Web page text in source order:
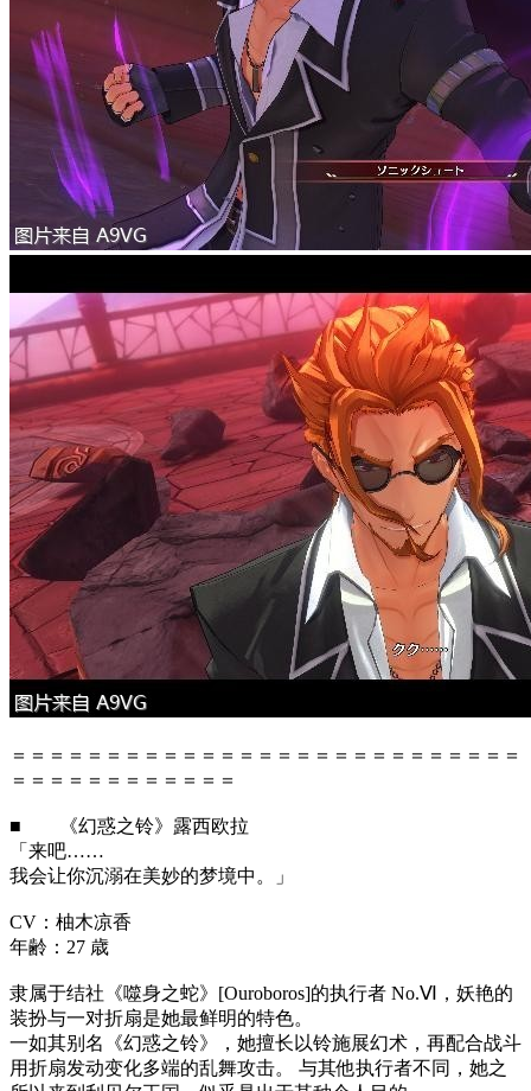
＝＝＝＝＝＝＝＝＝＝＝＝＝＝＝＝＝＝＝＝＝＝＝＝＝＝＝
＝＝＝＝＝＝＝＝＝＝＝＝
■ 《幻惑之铃》露西欧拉
「来吧……
我会让你沉溺在美妙的梦境中。」
CV：柚木凉香
年齢：27 歳
隶属于结社《噬身之蛇》[Ouroboros]的执行者 No.Ⅵ，妖艳的
装扮与一对折扇是她最鲜明的特色。
一如其别名《幻惑之铃》，她擅长以铃施展幻术，再配合战斗
用折扇发动变化多端的乱舞攻击。 与其他执行者不同，她之